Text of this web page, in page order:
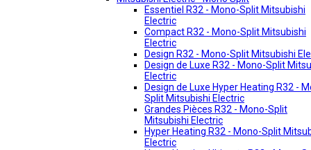
Essentiel R32 - Mono-Split Mitsubishi
Electric
Compact R32 - Mono-Split Mitsubishi
Electric
Design R32 - Mono-Split Mitsubishi
Design de Luxe R32 - Mono-Split
Electric
Design de Luxe Hyper Heating R32 -
Split Mitsubishi Electric
Grandes Pièces R32 - Mono-Split
Mitsubishi Electric
Hyper Heating R32 - Mono-Split
Electric